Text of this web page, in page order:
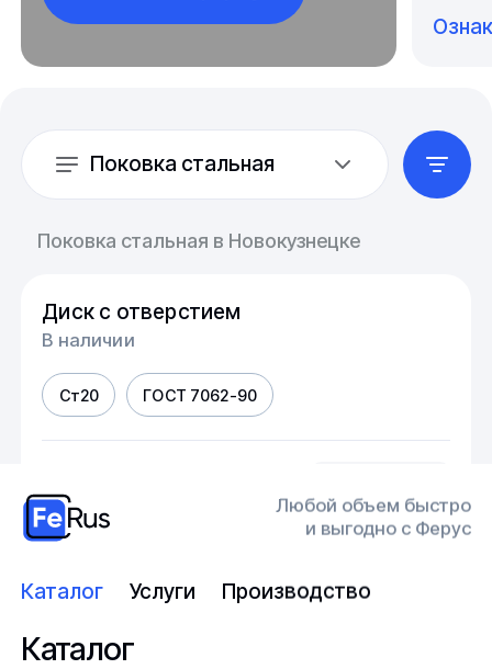
Любой объем быстро
и выгодно с Ферус
Каталог Услуги Производство
Каталог
Поковка стальная
Поковка стальная в Новокузнецке
Диск с отверстием
В наличии
Ст20 ГОСТ 7062-90